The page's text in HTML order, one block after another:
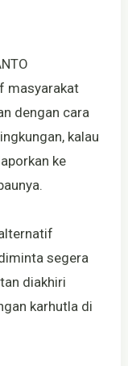
masyarakat
dengan cara
kalau
ke
segera
diakhiri
karhutla di